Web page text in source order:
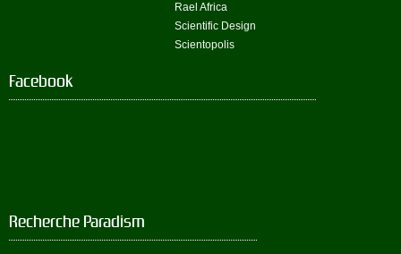
Rael Africa
Scientific Design
Scientopolis
Facebook
Recherche Paradism